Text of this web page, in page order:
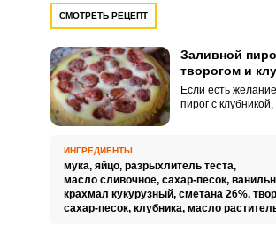
СМОТРЕТЬ РЕЦЕПТ
Заливной
творогом и
Если есть
пирог с
рассыпчатый корж
бортики изделию.
ИНГРЕДИЕНТЫ
мука, яйцо, разрыхлитель теста,
масло сливочное, сахар-песок,
крахмал кукурузный, сметана 26%,
сахар-песок, клубника, масло